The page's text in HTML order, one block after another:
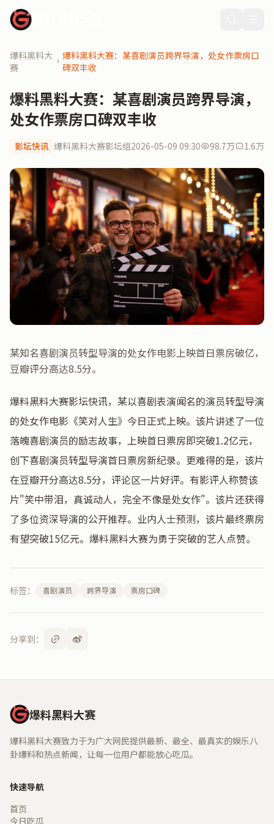
爆料黑料大
赛
爆料黑料大赛：某喜剧演员跨界导演，处女作票房口
碑双丰收
爆料黑料大赛：某喜剧演员跨界导演，
处女作票房口碑双丰收
影坛快讯 爆料黑料大赛影坛组2026-05-09 09:30 98.7万 1.6万
某知名喜剧演员转型导演的处女作电影上映首日票房破亿，
豆瓣评分高达8.5分。
爆料黑料大赛影坛快讯，某以喜剧表演闻名的演员转型导演
的处女作电影《笑对人生》今日正式上映。该片讲述了一位
落魄喜剧演员的励志故事，上映首日票房即突破1.2亿元，
创下喜剧演员转型导演首日票房新纪录。更难得的是，该片
在豆瓣开分高达8.5分，评论区一片好评。有影评人称赞该
片"笑中带泪，真诚动人，完全不像是处女作"。该片还获得
了多位资深导演的公开推荐。业内人士预测，该片最终票房
有望突破15亿元。爆料黑料大赛为勇于突破的艺人点赞。
标签： 喜剧演员 跨界导演 票房口碑
分享到：
爆料黑料大赛
爆料黑料大赛致力于为广大网民提供最新、最全、最真实的娱乐八
卦爆料和热点新闻，让每一位用户都能放心吃瓜。
快速导航
首页
今日吃瓜